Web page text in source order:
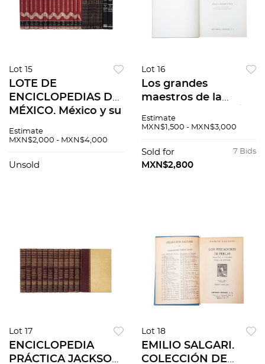
Lot 15
LOTE DE
ENCICLOPEDIAS DE
MÉXICO. México y su
Enciclopedia de
Estimate
MXN$2,000 - MXN$4,000
Unsold
Lot 16
Los grandes
maestros de la
HISTORIA GENERAL
MEXICANO Pzs 16
Estimate
MXN$1,500 - MXN$3,000
7 Bids
Sold for
MXN$2,800
Lot 17
ENCICLOPEDIA
PRÁCTICA JACKSON.
Lot 18
EMILIO SALGARI.
COLECCIÓN DE